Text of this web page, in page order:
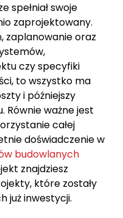
spełniał swoje
zaprojektowany.
zaplanowanie oraz
czy specyfiki
to wszystko ma
i późniejszy
Równie ważne jest
całej
doświadczenie w
budowlanych
znajdziesz
które zostały
już inwestycji.